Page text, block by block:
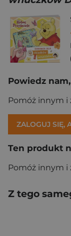
Powiedz
Pomóż innym i
ZALOGUJ SIĘ,
Ten produkt
Pomóż innym i
Z tego